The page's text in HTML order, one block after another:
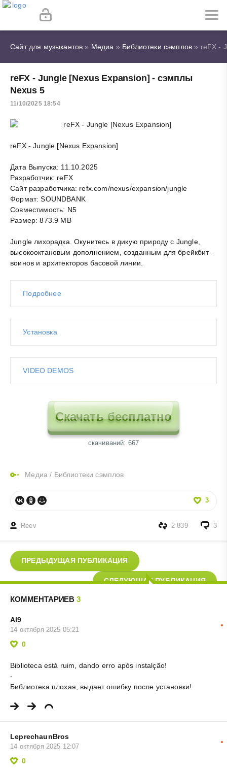
Сайт для музыкантов » Медиа » Библиотеки сэмплов » reFX -
reFX - Jungle [Nexus Expansion] - сэмплы
Nexus 5
11/10/2025 18:54
reFX - Jungle [Nexus Expansion]
Дата Выпуска: 11.10.2025
Разработчик: reFX
Сайт разработчика: refx.com/nexus/expansion/jungle
Формат: SOUNDBANK
Совместимость: N5
Размер: 873.9 MB
Jungle лихорадка. Окунитесь в дикую природу с Jungle,
высокооктановым дополнением, созданным для брейкбит-
воинов и архитекторов басовой линии.
Подробнее
Установка
VIDEO DEMOS
Скачать бесплатно
cкачиваний: 667
Медиа / Библиотеки сэмплов
3
Reev 3
2 839
ПРЕДЫДУЩАЯ ПУБЛИКАЦИЯ
СЛЕДУЮЩАЯ ПУБЛИКАЦИЯ
КОММЕНТАРИЕВ 3
Al9
14 октября 2025 05:21
0
Biblioteca está ruim, dando erro após instalção!
-
Библиотека плохая, выдает ошибку после установки!
LeprechaunBros
14 октября 2025 12:07
0